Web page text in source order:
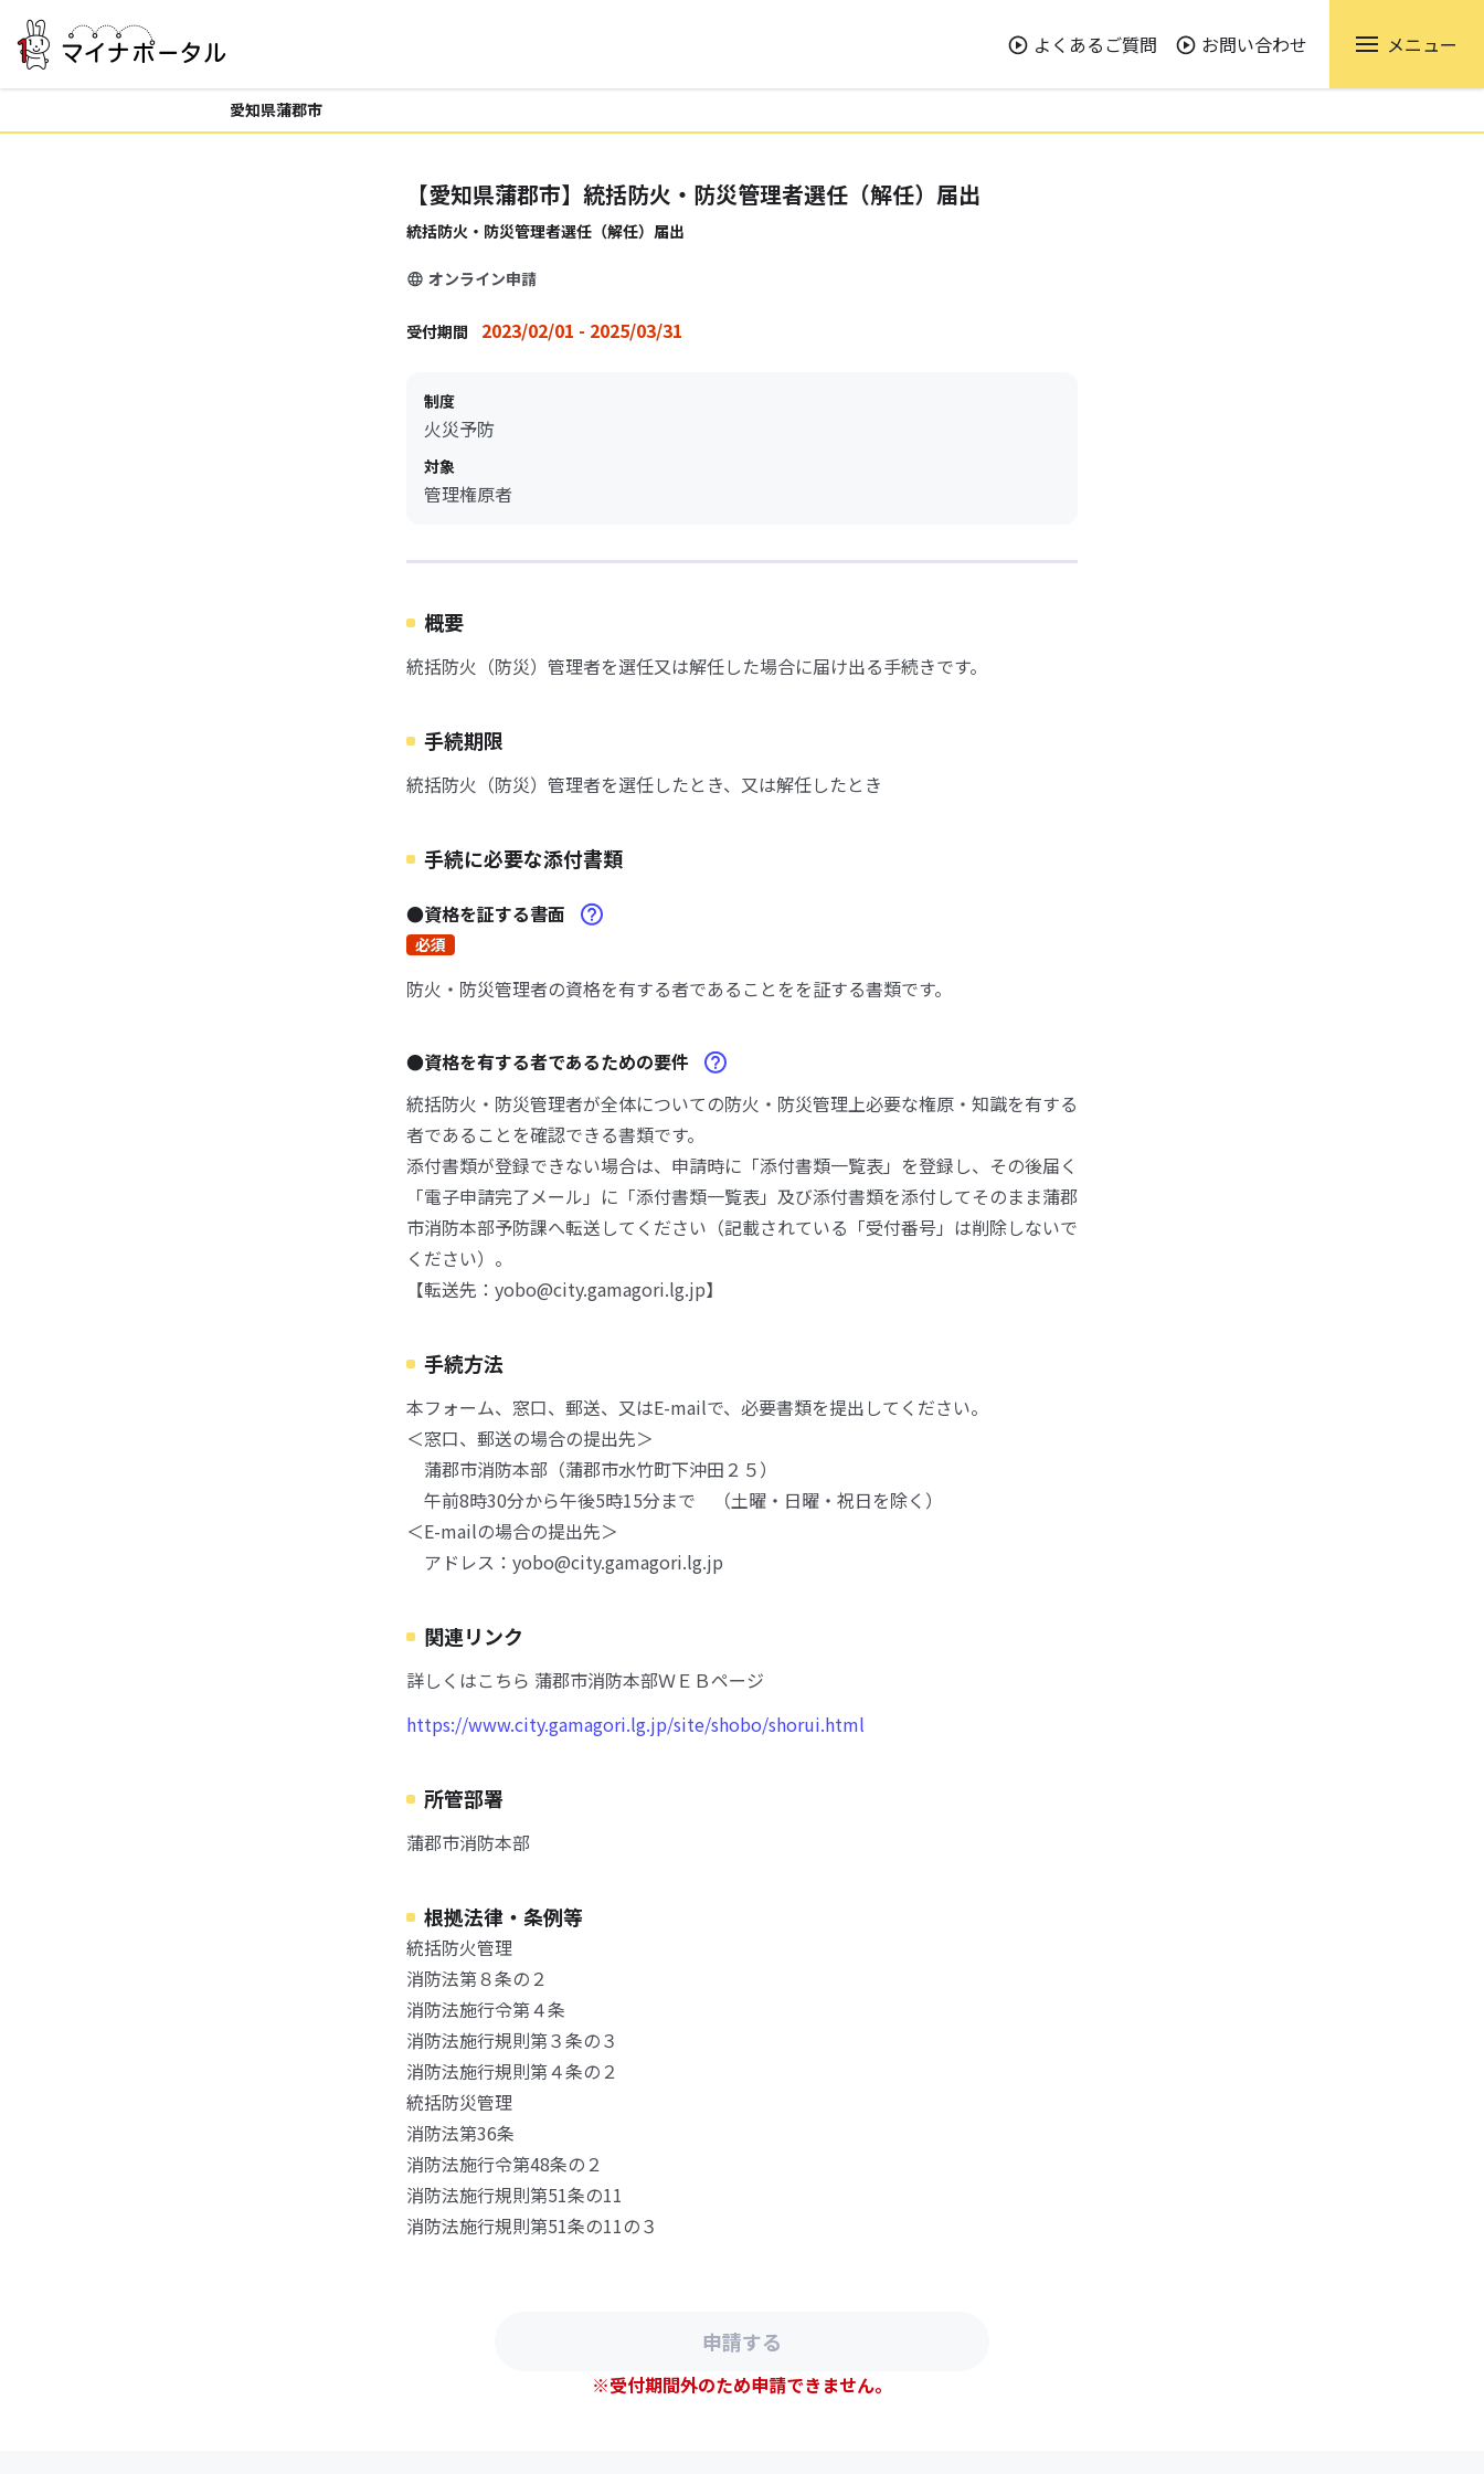
よくあるご質問 お問い合わせ メニュー
愛知県蒲郡市
【愛知県蒲郡市】統括防火・防災管理者選任（解任）届出
統括防火・防災管理者選任（解任）届出
オンライン申請
受付期間 2023/02/01 - 2025/03/31
制度
火災予防
対象
管理権原者
概要
統括防火（防災）管理者を選任又は解任した場合に届け出る手続きです。
手続期限
統括防火（防災）管理者を選任したとき、又は解任したとき
手続に必要な添付書類
●資格を証する書面
必須
防火・防災管理者の資格を有する者であることをを証する書類です。
●資格を有する者であるための要件
統括防火・防災管理者が全体についての防火・防災管理上必要な権原・知識を有する
者であることを確認できる書類です。
添付書類が登録できない場合は、申請時に「添付書類一覧表」を登録し、その後届く
「電子申請完了メール」に「添付書類一覧表」及び添付書類を添付してそのまま蒲郡
市消防本部予防課へ転送してください（記載されている「受付番号」は削除しないで
ください）。
【転送先：yobo@city.gamagori.lg.jp】
手続方法
本フォーム、窓口、郵送、又はE-mailで、必要書類を提出してください。
＜窓口、郵送の場合の提出先＞
蒲郡市消防本部（蒲郡市水竹町下沖田２５）
午前8時30分から午後5時15分まで （土曜・日曜・祝日を除く）
＜E-mailの場合の提出先＞
アドレス：yobo@city.gamagori.lg.jp
関連リンク
詳しくはこちら 蒲郡市消防本部ＷＥＢページ
https://www.city.gamagori.lg.jp/site/shobo/shorui.html
所管部署
蒲郡市消防本部
根拠法律・条例等
統括防火管理
消防法第８条の２
消防法施行令第４条
消防法施行規則第３条の３
消防法施行規則第４条の２
統括防災管理
消防法第36条
消防法施行令第48条の２
消防法施行規則第51条の11
消防法施行規則第51条の11の３
※受付期間外のため申請できません。